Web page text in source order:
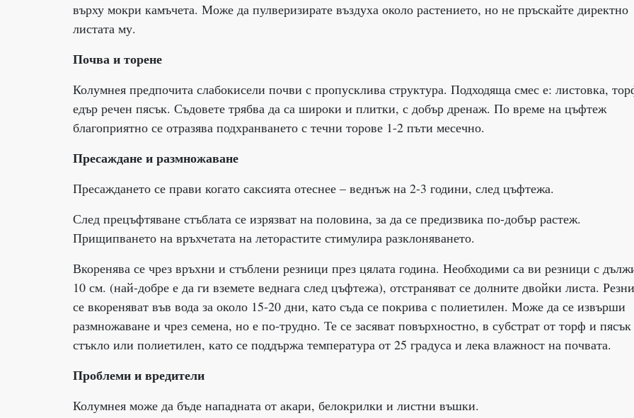
върху мокри камъчета. Може да пулверизирате въздуха около растението, но не пръскайте директно
листата му.
Почва и торене
Колумнея предпочита слабокисели почви с пропусклива структура. Подходяща смес е: листовка,
едър речен пясък. Съдовете трябва да са широки и плитки, с добър дренаж. По време на цъфтеж
благоприятно се отразява подхранването с течни торове 1-2 пъти месечно.
Пресаждане и размножаване
Пресаждането се прави когато саксията отеснее – веднъж на 2-3 години, след цъфтежа.
След прецъфтяване стъблата се изрязват на половина, за да се предизвика по-добър растеж.
Прищипването на връхчетата на леторастите стимулира разклоняването.
Вкоренява се чрез връхни и стъблени резници през цялата година. Необходими са ви резници с
10 см. (най-добре е да ги вземете веднага след цъфтежа), отстраняват се долните двойки листа.
се вкореняват във вода за около 15-20 дни, като съда се покрива с полиетилен. Може да се извърши
размножаване и чрез семена, но е по-трудно. Те се засяват повърхностно, в субстрат от торф и
стъкло или полиетилен, като се поддържа температура от 25 градуса и лека влажност на почвата.
Проблеми и вредители
Колумнея може да бъде нападната от акари, белокрилки и листни въшки.